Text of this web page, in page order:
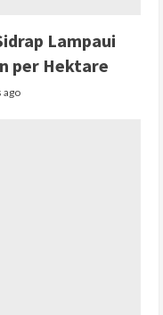
Lampaui
per Hektare
ago